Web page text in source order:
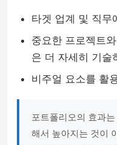
타겟 업계 및 직무
중요한 프로젝트
은 더 자세히 기술
비주얼 요소를 활
포트폴리오의 효과
해서 높아지는 것이